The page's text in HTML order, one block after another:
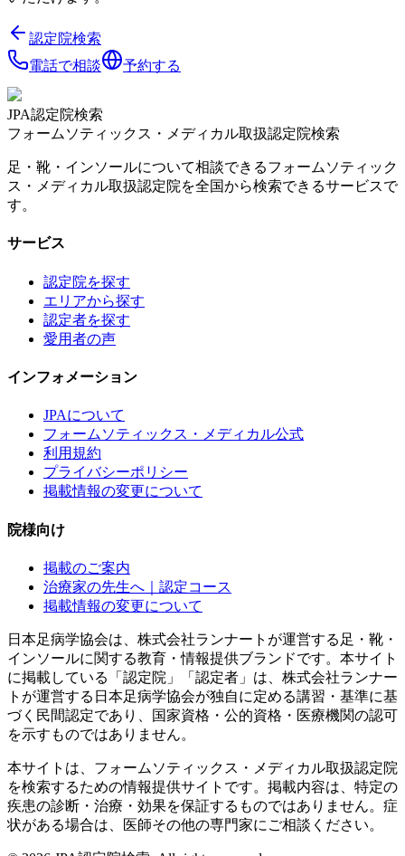
認定院検索
電話で相談
予約する
JPA認定院検索
フォームソティックス・メディカル取扱認定院検索
足・靴・インソールについて相談できるフォームソティック
ス・メディカル取扱認定院を全国から検索できるサービスで
す。
サービス
認定院を探す
エリアから探す
認定者を探す
愛用者の声
インフォメーション
JPAについて
フォームソティックス・メディカル公式
利用規約
プライバシーポリシー
掲載情報の変更について
院様向け
掲載のご案内
治療家の先生へ｜認定コース
掲載情報の変更について
日本足病学協会は、株式会社ランナートが運営する足・靴・
インソールに関する教育・情報提供ブランドです。本サイト
に掲載している「認定院」「認定者」は、株式会社ランナー
トが運営する日本足病学協会が独自に定める講習・基準に基
づく民間認定であり、国家資格・公的資格・医療機関の認可
を示すものではありません。
本サイトは、フォームソティックス・メディカル取扱認定院
を検索するための情報提供サイトです。掲載内容は、特定の
疾患の診断・治療・効果を保証するものではありません。症
状がある場合は、医師その他の専門家にご相談ください。